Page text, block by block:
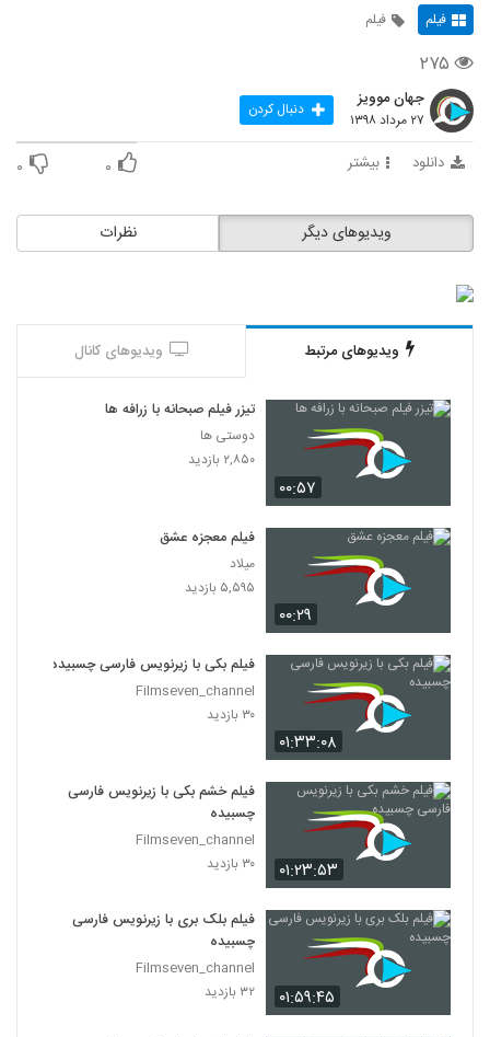
فیلم فیلم
۲۷۵
جهان موویز
۲۷ مرداد ۱۳۹۸ دنبال کردن
دانلود بیشتر ۰ ۰
نظرات ویدیوهای دیگر
ویدیوهای مرتبط ویدیوهای کانال
۰۰:۵۷
تیزر فیلم صبحانه با زرافه ها
دوستی ها
۲,۸۵۰ بازدید
۰۰:۲۹
فیلم معجزه عشق
میلاد
۵,۵۹۵ بازدید
۰۱:۳۳:۰۸
فیلم بکی با زیرنویس فارسی چسبیده
Filmseven_channel
۳۰ بازدید
۰۱:۲۳:۵۳
فیلم خشم بکی با زیرنویس فارسی
چسبیده
Filmseven_channel
۳۰ بازدید
۰۱:۵۹:۴۵
فیلم بلک بری با زیرنویس فارسی
چسبیده
Filmseven_channel
۳۲ بازدید